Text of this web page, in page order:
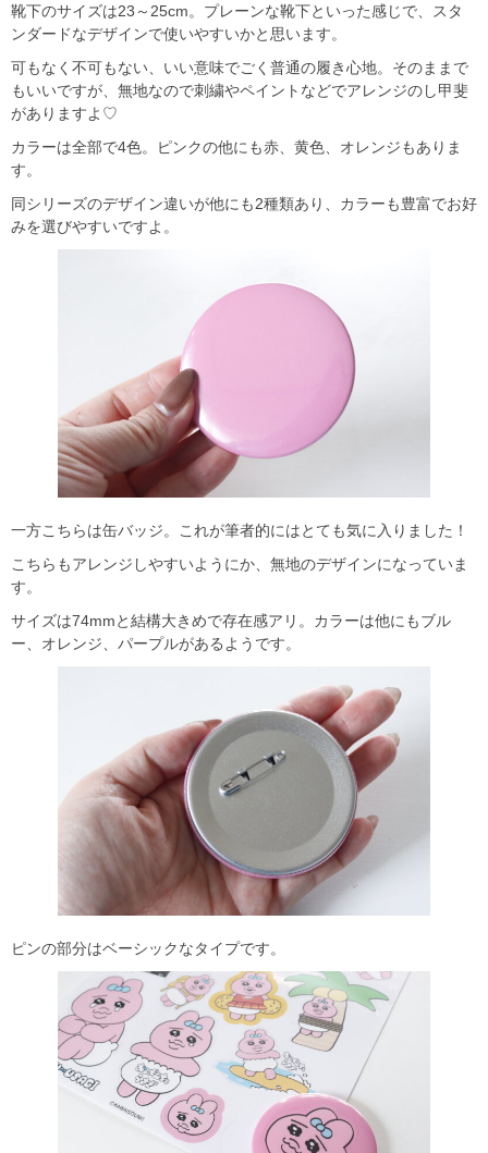
靴下のサイズは23～25cm。プレーンな靴下といった感じで、スタ
ンダードなデザインで使いやすいかと思います。
可もなく不可もない、いい意味でごく普通の履き心地。そのままで
もいいですが、無地なので刺繍やペイントなどでアレンジのし甲斐
がありますよ♡
カラーは全部で4色。ピンクの他にも赤、黄色、オレンジもありま
す。
同シリーズのデザイン違いが他にも2種類あり、カラーも豊富でお好
みを選びやすいですよ。
一方こちらは缶バッジ。これが筆者的にはとても気に入りました！
こちらもアレンジしやすいようにか、無地のデザインになっていま
す。
サイズは74mmと結構大きめで存在感アリ。カラーは他にもブル
ー、オレンジ、パープルがあるようです。
ピンの部分はベーシックなタイプです。